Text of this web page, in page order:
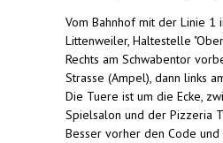
Vom Bahnhof mit der Linie 1
Littenweiler, Haltestelle
Rechts am Schwabentor
Strasse (Ampel), dann links
Die Tuere ist um die Ecke,
Spielsalon und der Pizzeria
Besser vorher den Code und